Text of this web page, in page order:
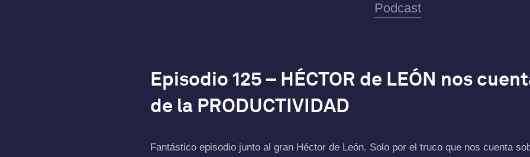
Podcast
Episodio 125 – HÉCTOR de LEÓN nos
de la PRODUCTIVIDAD
Fantástico episodio junto al gran Héctor de León. Solo por el truco que nos cuenta